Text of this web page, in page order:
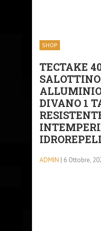
SHOP
TECTAKE
DIVANO 1
ADMIN | 6 Ottobre,